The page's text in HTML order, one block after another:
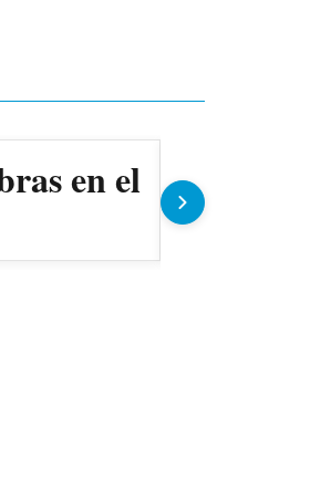
en el
Ollas